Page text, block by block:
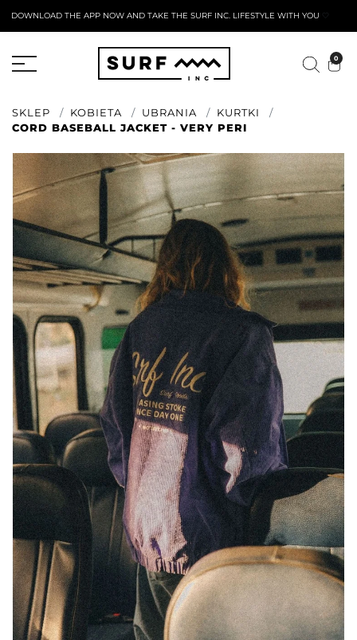
DOWNLOAD THE APP NOW AND TAKE THE SURF INC. LIFESTYLE WITH YOU 🤍
0
SKLEP KOBIETA UBRANIA
KURTKI
CORD BASEBALL JACKET - VERY PERI
Poprzedni
AKTYWNY FORMULARZ ZWROTU